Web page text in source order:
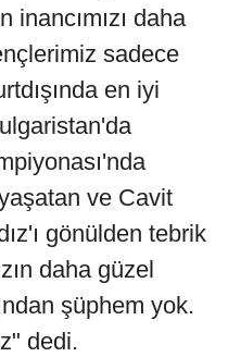
inancımızı daha
sadece
en iyi
ve Cavit
gönülden tebrik
daha güzel
şüphem yok.
dedi.